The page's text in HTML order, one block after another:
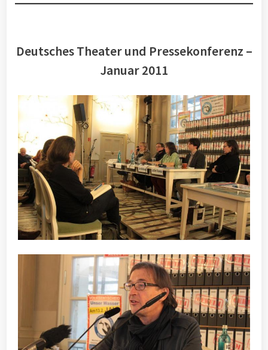
Deutsches Theater und Pressekonferenz –
Januar 2011